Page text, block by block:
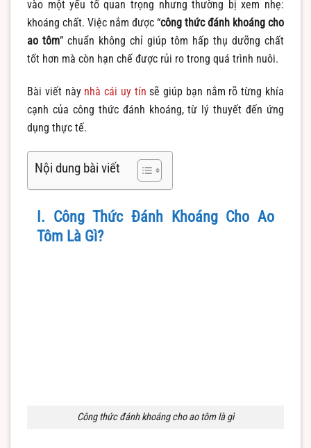
vào một yếu tố quan trọng nhưng thường bị xem nhẹ:
khoáng chất. Việc nắm được “công thức đánh khoáng cho
ao tôm” chuẩn không chỉ giúp tôm hấp thụ dưỡng chất
tốt hơn mà còn hạn chế được rủi ro trong quá trình nuôi.
Bài viết này nhà cái uy tín sẽ giúp bạn nắm rõ từng khía
cạnh của công thức đánh khoáng, từ lý thuyết đến ứng
dụng thực tế.
Nội dung bài viết
I. Công Thức Đánh Khoáng Cho Ao
Tôm Là Gì?
Công thức đánh khoáng cho ao tôm là gì